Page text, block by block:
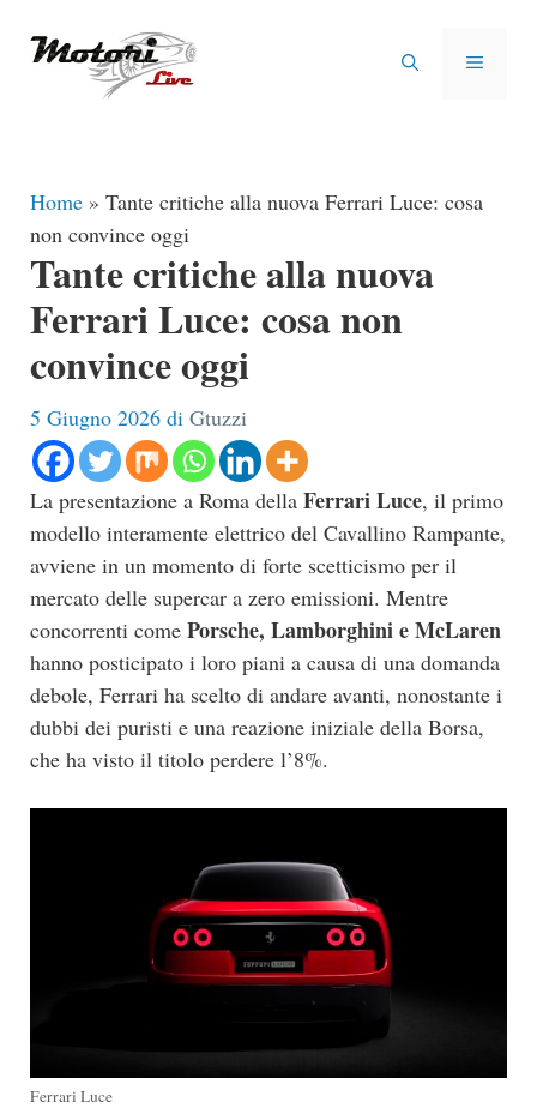
MENU
Home » Tante critiche alla nuova Ferrari Luce: cosa
non convince oggi
Tante critiche alla nuova
Ferrari Luce: cosa non
convince oggi
5 Giugno 2026 di Gtuzzi
La presentazione a Roma della Ferrari Luce, il primo
modello interamente elettrico del Cavallino Rampante,
avviene in un momento di forte scetticismo per il
mercato delle supercar a zero emissioni. Mentre
concorrenti come Porsche, Lamborghini e McLaren
hanno posticipato i loro piani a causa di una domanda
debole, Ferrari ha scelto di andare avanti, nonostante i
dubbi dei puristi e una reazione iniziale della Borsa,
che ha visto il titolo perdere l’8%.
Ferrari Luce